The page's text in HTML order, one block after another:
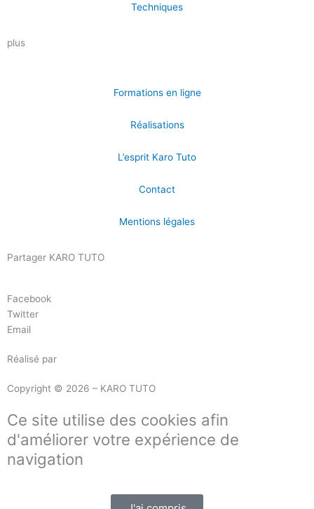
Techniques
plus
Formations en ligne
Réalisations
L’esprit Karo Tuto
Contact
Mentions légales
Partager KARO TUTO
Facebook
Twitter
Email
Réalisé par
Copyright © 2026 – KARO TUTO
Ce site utilise des cookies afin
d'améliorer votre expérience de
navigation